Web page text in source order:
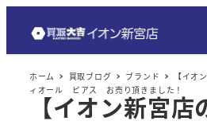
ホーム 買取ブログ ブランド
【イオ
ィオール ピアス お売り頂きました！
【イオン新宮